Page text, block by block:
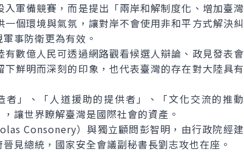
軍備競賽，而是提出「兩岸和解制度化、增加臺灣
個環境與氣氛，讓對岸不會使用非和平方式解決糾
事防衛更為有效。
數億人民可透過網路觀看候選人辯論、政見發表會
鮮明而深刻的印象，也代表臺灣的存在對大陸具有
」、「人道援助的提供者」、「文化交流的推動
讓世界瞭解臺灣是國際社會的資產。
Consonery）與獨立顧問彭智明，由行政院經建
見總統，國家安全會議副秘書長劉志攻也在座。